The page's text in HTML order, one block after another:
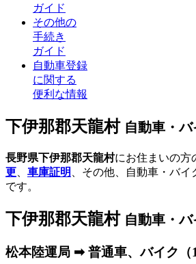
ガイド
その他の
手続き
ガイド
自動車登録
に関する
便利な情報
下伊那郡天龍村 自動車・
長野県下伊那郡天龍村にお住まいの方
更
車庫証明
、その他、自動車・バ
です。
下伊那郡天龍村 自動車・
松本陸運局 ➡ 普通車、バイク（